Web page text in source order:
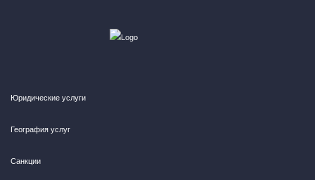
Юридические услуги
География услуг
Санкции